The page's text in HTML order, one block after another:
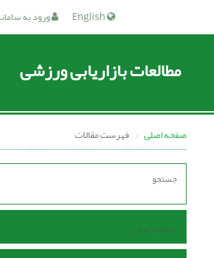
ورود به
مطالعات بازاریابی ورزشی
صفحه اصلی فهرست مقالات
صفحه اصلی